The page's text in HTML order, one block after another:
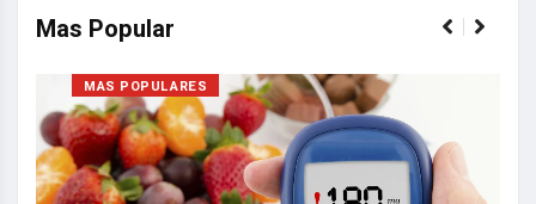
Mas Popular
MAS POPULARES